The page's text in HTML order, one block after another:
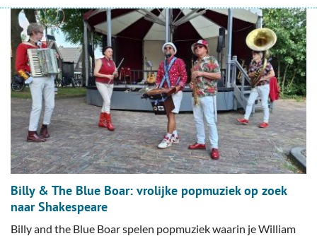
Billy & The Blue Boar: vrolijke popmuziek op zoek
naar Shakespeare
Billy and the Blue Boar spelen popmuziek waarin je William